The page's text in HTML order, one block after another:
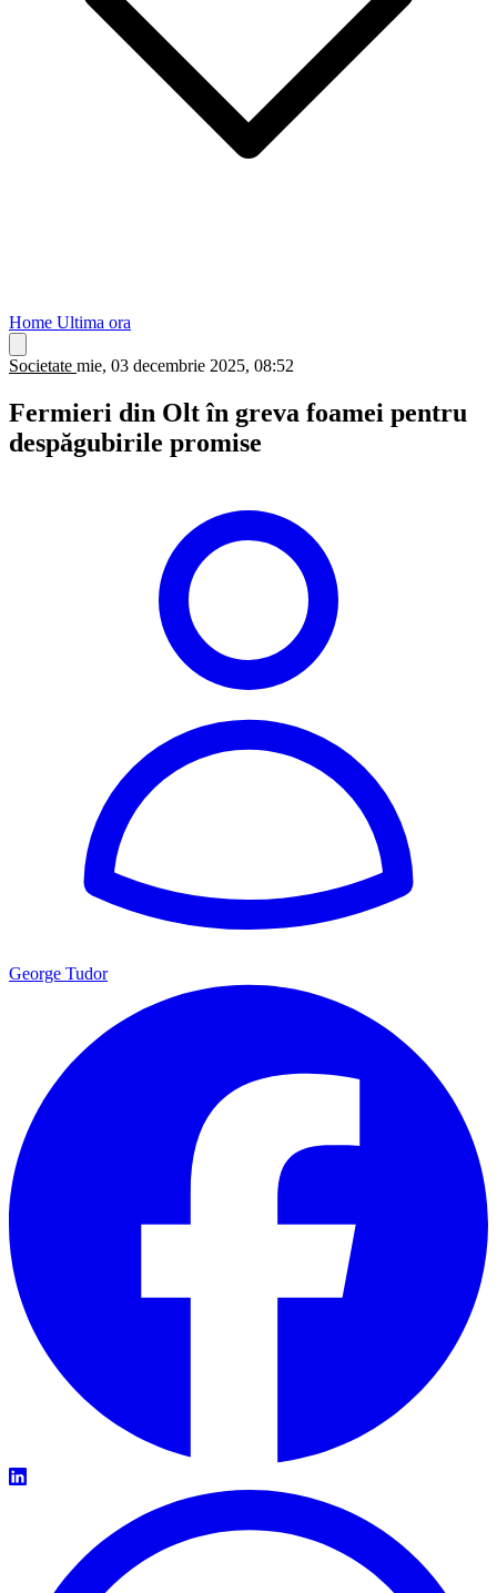
Home Ultima ora
Societate mie, 03 decembrie 2025, 08:52
Fermieri din Olt în greva foamei pentru
despăgubirile promise
George Tudor